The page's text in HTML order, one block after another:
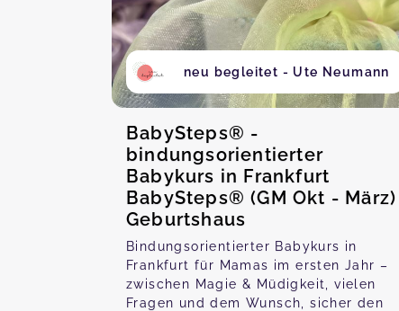
neu begleitet - Ute Neumann
BabySteps® -
bindungsorientierter
Babykurs in Frankfurt
BabySteps® (GM Okt - März)
Geburtshaus
Bindungsorientierter Babykurs in
Frankfurt für Mamas im ersten Jahr –
zwischen Magie & Müdigkeit, vielen
Fragen und dem Wunsch, sicher den